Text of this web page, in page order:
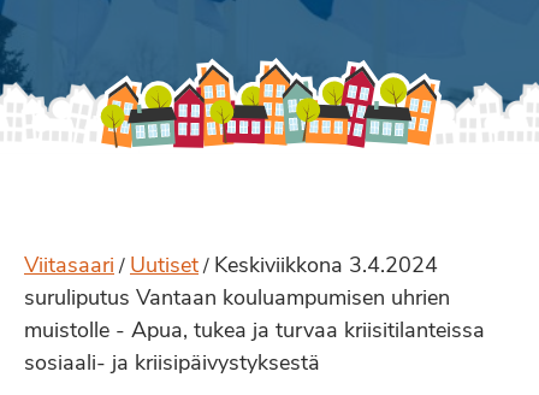
Viitasaari / Uutiset / Keskiviikkona 3.4.2024
suruliputus Vantaan kouluampumisen uhrien
muistolle - Apua, tukea ja turvaa kriisitilanteissa
sosiaali- ja kriisipäivystyksestä